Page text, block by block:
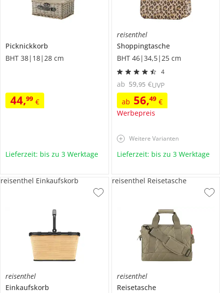
Picknickkorb
BHT 38|18|28 cm
44,99 €
Lieferzeit: bis zu 3 Werktage
reisenthel
Shoppingtasche
BHT 46|34,5|25 cm
4
ab 56,49 €
Werbepreis
ab 59,95 €UVP
Weitere Varianten
Lieferzeit: bis zu 3 Werktage
reisenthel
Einkaufskorb
reisenthel Einkaufskorb
reisenthel
Reisetasche
reisenthel Reisetasche